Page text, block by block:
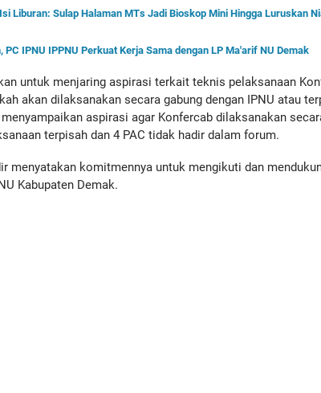
Liburan: Sulap Halaman MTs Jadi Bioskop Mini Hingga Luruskan
IPNU IPPNU Perkuat Kerja Sama dengan LP Ma'arif NU Demak
untuk menjaring aspirasi terkait teknis pelaksanaan
akan dilaksanakan secara gabung dengan IPNU atau
aspirasi agar Konfercab dilaksanakan
terpisah dan 4 PAC tidak hadir dalam forum.
menyatakan komitmennya untuk mengikuti dan
Kabupaten Demak.